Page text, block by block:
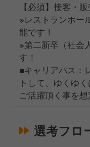
【必須】接客・
※レストランホー
能です！
※第二新卒（社会
す！
■キャリアパス：
トして、ゆくゆ
ご活躍頂く事を想
選考フロ